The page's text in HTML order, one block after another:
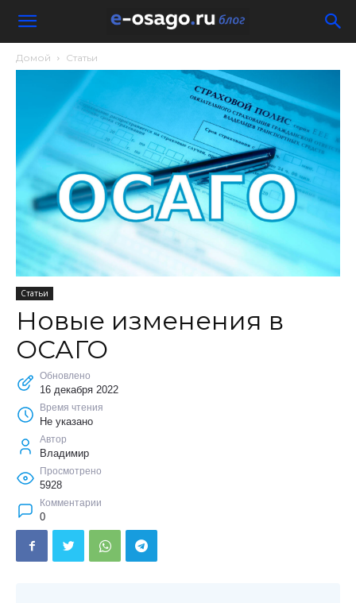
Домой Статьи
Статьи
Новые изменения в
ОСАГО
Обновлено
16 декабря 2022
Время чтения
Не указано
Автор
Владимир
Просмотрено
5928
Комментарии
0